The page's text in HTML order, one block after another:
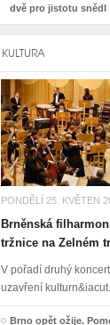
dvě pro jistotu snědl
KULTURA
PONDĚLÍ 25. KVĚTEN
Brněnská
tržnice na Zelném
V pořadí druhý
uzavření
Brno opět ožije.